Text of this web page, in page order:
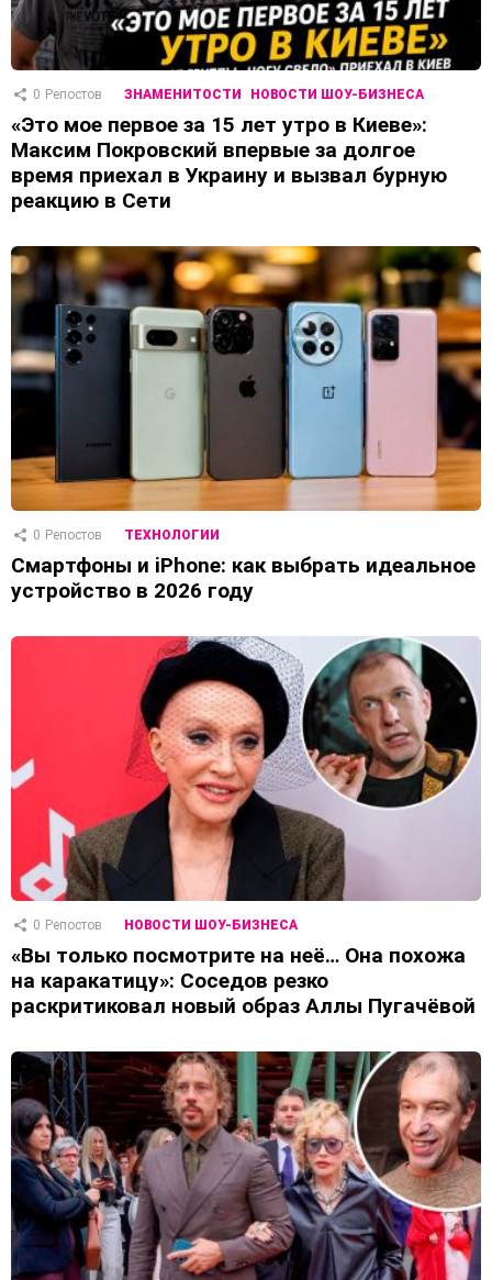
0 Репостов ЗНАМЕНИТОСТИ НОВОСТИ ШОУ-БИЗНЕСА
«Это мое первое за 15 лет утро в Киеве»:
Максим Покровский впервые за долгое
время приехал в Украину и вызвал бурную
реакцию в Сети
0 Репостов ТЕХНОЛОГИИ
Смартфоны и iPhone: как выбрать идеальное
устройство в 2026 году
0 Репостов НОВОСТИ ШОУ-БИЗНЕСА
«Вы только посмотрите на неё… Она похожа
на каракатицу»: Соседов резко
раскритиковал новый образ Аллы Пугачёвой